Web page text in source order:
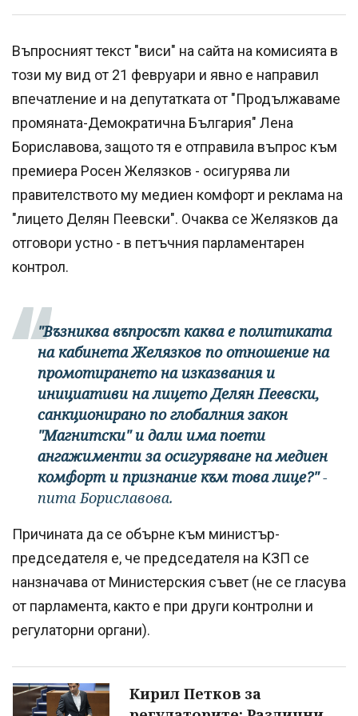
Въпросният текст "виси" на сайта на комисията в
този му вид от 21 февруари и явно е направил
впечатление и на депутатката от "Продължаваме
промяната-Демократична България" Лена
Бориславова, защото тя е отправила въпрос към
премиера Росен Желязков - осигурява ли
правителството му медиен комфорт и реклама на
"лицето Делян Пеевски". Очаква се Желязков да
отговори устно - в петъчния парламентарен
контрол.
"Възниква въпросът каква е политиката
на кабинета Желязков по отношение на
промотирането на изказвания и
инициативи на лицето Делян Пеевски,
санкционирано по глобалния закон
"Магнитски" и дали има поети
ангажименти за осигуряване на медиен
комфорт и признание към това лице?"-
пита Бориславова.
Причината да се обърне към министър-
председателя е, че председателя на КЗП се
нанзначава от Министерския съвет (не се гласува
от парламента, както е при други контролни и
регулаторни органи).
Кирил Петков за